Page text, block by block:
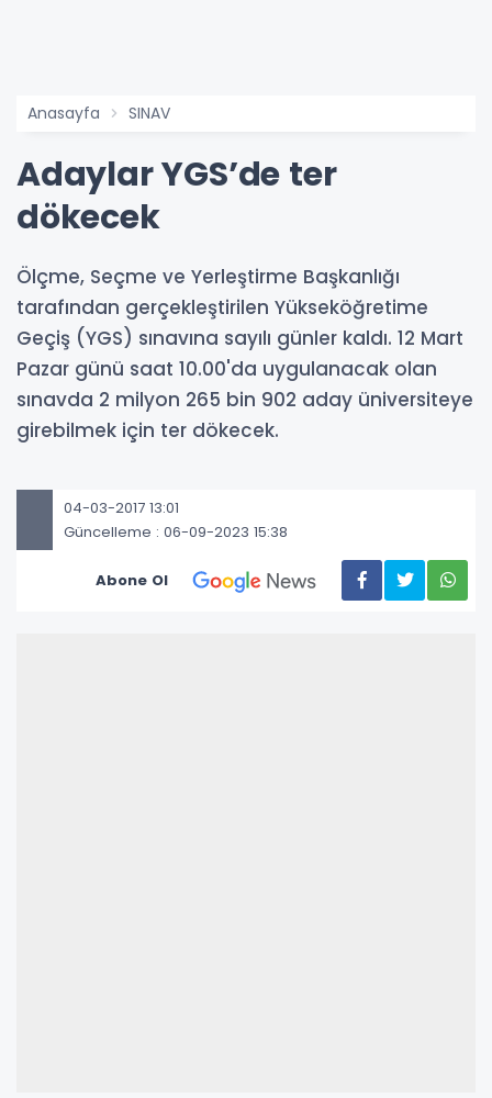
Anasayfa SINAV
Adaylar YGS’de ter
dökecek
Ölçme, Seçme ve Yerleştirme Başkanlığı
tarafından gerçekleştirilen Yükseköğretime
Geçiş (YGS) sınavına sayılı günler kaldı. 12 Mart
Pazar günü saat 10.00'da uygulanacak olan
sınavda 2 milyon 265 bin 902 aday üniversiteye
girebilmek için ter dökecek.
04-03-2017 13:01
Güncelleme : 06-09-2023 15:38
Abone Ol